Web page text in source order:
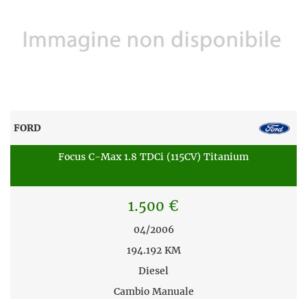
FORD
Focus C-Max 1.8 TDCi (115CV) Titanium
1.500 €
04/2006
194.192 KM
Diesel
Cambio Manuale